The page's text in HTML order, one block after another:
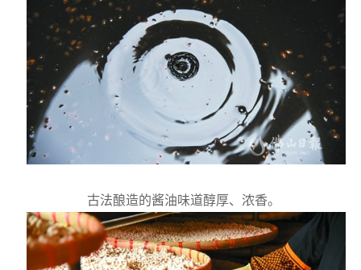
古法酿造的酱油味道醇厚、浓香。